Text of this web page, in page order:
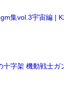
集vol.3宇宙編 |
十字架 機動戦士ガ